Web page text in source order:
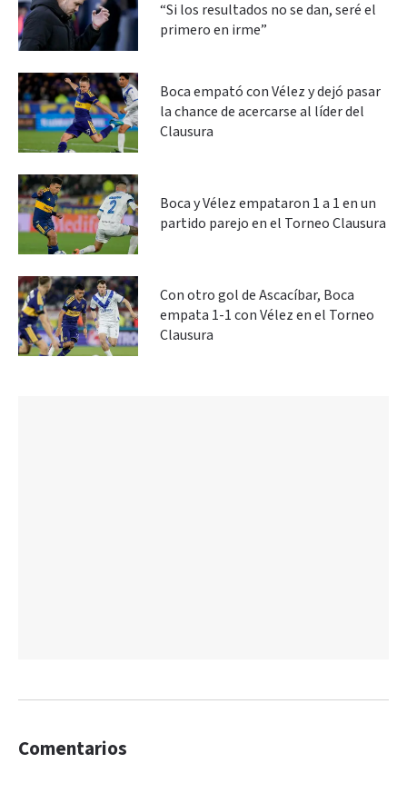
“Si los resultados no se dan, seré el
primero en irme”
Boca empató con Vélez y dejó pasar
la chance de acercarse al líder del
Clausura
Boca y Vélez empataron 1 a 1 en un
partido parejo en el Torneo Clausura
Con otro gol de Ascacíbar, Boca
empata 1-1 con Vélez en el Torneo
Clausura
Comentarios